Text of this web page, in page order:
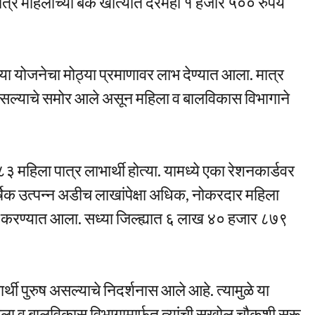
योजनेचा मोठ्या प्रमाणावर लाभ देण्यात आला. मात्र
समोर आले असून महिला व बालविकास विभागाने
पात्र लाभार्थी होत्या. यामध्ये एका रेशनकार्डवर
उत्पन्न अडीच लाखांपेक्षा अधिक, नोकरदार महिला
आला. सध्या जिल्ह्यात ६ लाख ४० हजार ८७९
पुरुष असल्याचे निदर्शनास आले आहे. त्यामुळे या